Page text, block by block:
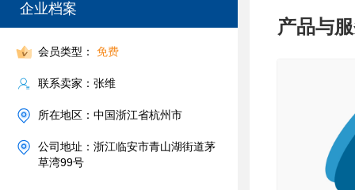
企业档案
会员类型： 免费
联系卖家：张维
所在地区：中国浙江省杭州市
公司地址：浙江临安市青山湖街道茅
草湾99号
产品与